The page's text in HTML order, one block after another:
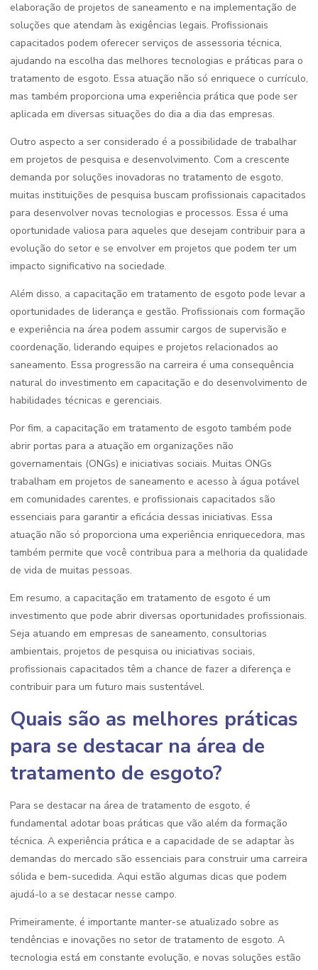
elaboração de projetos de saneamento e na implementação de
soluções que atendam às exigências legais. Profissionais
capacitados podem oferecer serviços de assessoria técnica,
ajudando na escolha das melhores tecnologias e práticas para o
tratamento de esgoto. Essa atuação não só enriquece o currículo,
mas também proporciona uma experiência prática que pode ser
aplicada em diversas situações do dia a dia das empresas.
Outro aspecto a ser considerado é a possibilidade de trabalhar
em projetos de pesquisa e desenvolvimento. Com a crescente
demanda por soluções inovadoras no tratamento de esgoto,
muitas instituições de pesquisa buscam profissionais capacitados
para desenvolver novas tecnologias e processos. Essa é uma
oportunidade valiosa para aqueles que desejam contribuir para a
evolução do setor e se envolver em projetos que podem ter um
impacto significativo na sociedade.
Além disso, a capacitação em tratamento de esgoto pode levar a
oportunidades de liderança e gestão. Profissionais com formação
e experiência na área podem assumir cargos de supervisão e
coordenação, liderando equipes e projetos relacionados ao
saneamento. Essa progressão na carreira é uma consequência
natural do investimento em capacitação e do desenvolvimento de
habilidades técnicas e gerenciais.
Por fim, a capacitação em tratamento de esgoto também pode
abrir portas para a atuação em organizações não
governamentais (ONGs) e iniciativas sociais. Muitas ONGs
trabalham em projetos de saneamento e acesso à água potável
em comunidades carentes, e profissionais capacitados são
essenciais para garantir a eficácia dessas iniciativas. Essa
atuação não só proporciona uma experiência enriquecedora, mas
também permite que você contribua para a melhoria da qualidade
de vida de muitas pessoas.
Em resumo, a capacitação em tratamento de esgoto é um
investimento que pode abrir diversas oportunidades profissionais.
Seja atuando em empresas de saneamento, consultorias
ambientais, projetos de pesquisa ou iniciativas sociais,
profissionais capacitados têm a chance de fazer a diferença e
contribuir para um futuro mais sustentável.
Quais são as melhores práticas
para se destacar na área de
tratamento de esgoto?
Para se destacar na área de tratamento de esgoto, é
fundamental adotar boas práticas que vão além da formação
técnica. A experiência prática e a capacidade de se adaptar às
demandas do mercado são essenciais para construir uma carreira
sólida e bem-sucedida. Aqui estão algumas dicas que podem
ajudá-lo a se destacar nesse campo.
Primeiramente, é importante manter-se atualizado sobre as
tendências e inovações no setor de tratamento de esgoto. A
tecnologia está em constante evolução, e novas soluções estão